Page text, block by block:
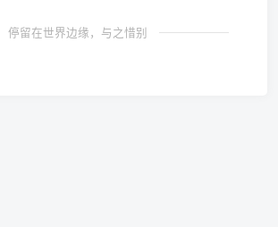
停留在世界边缘，与之惜别